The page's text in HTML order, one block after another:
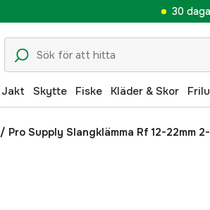
30
Jakt Skytte Fiske Kläder & Skor
/ Pro Supply Slangklämma Rf 12-22mm